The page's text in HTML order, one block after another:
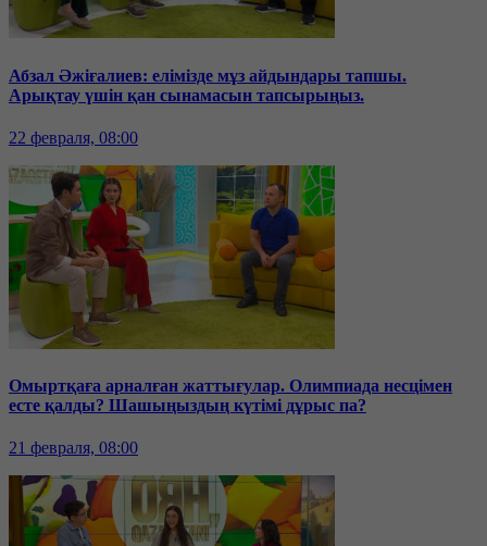
Абзал Әжіғалиев: елімізде мұз айдындары тапшы.
Арықтау үшін қан сынамасын тапсырыңыз.
22 февраля, 08:00
Омыртқаға арналған жаттығулар. Олимпиада несцімен
есте қалды? Шашыңыздың күтімі дұрыс па?
21 февраля, 08:00